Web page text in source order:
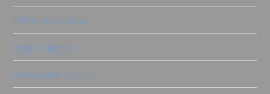
effetti decorativi
fregi di legno
mescolare i colori